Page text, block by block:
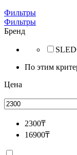
Фильтры
Фильтры
Бренд
По этим
Цена
2300₸
16900₸